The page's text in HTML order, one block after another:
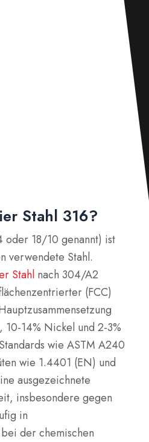
Stahl 316?
oder 18/10 genannt) ist
verwendete Stahl.
Stahl nach 304/A2
(FCC)
10-14% Nickel und 2-3%
wie ASTM A240
wie 1.4401 (EN) und
ausgezeichnete
insbesondere gegen
in
der chemischen